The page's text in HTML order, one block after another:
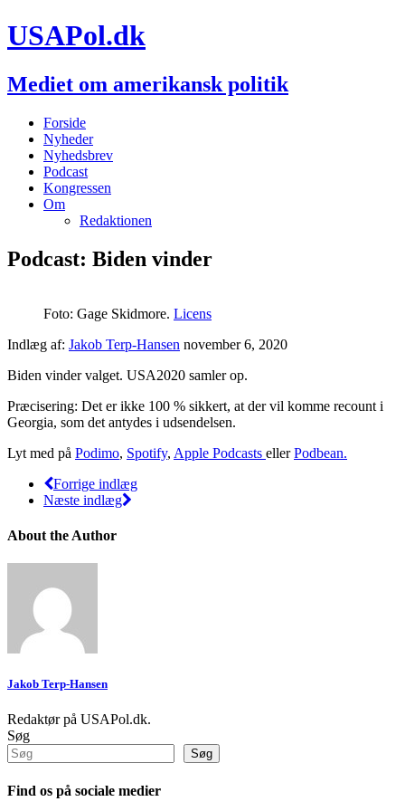
USAPol.dk
Mediet om amerikansk politik
Forside
Nyheder
Nyhedsbrev
Podcast
Kongressen
Om
Redaktionen
Podcast: Biden vinder
Foto: Gage Skidmore. Licens
Indlæg af: Jakob Terp-Hansen november 6, 2020
Biden vinder valget. USA2020 samler op.
Præcisering: Det er ikke 100 % sikkert, at der vil komme recount i
Georgia, som det antydes i udsendelsen.
Lyt med på Podimo, Spotify, Apple Podcasts ellerPodbean.
Forrige indlæg
Næste indlæg
About the Author
Jakob Terp-Hansen
Redaktør på USAPol.dk.
Søg
Søg
Find os på sociale medier